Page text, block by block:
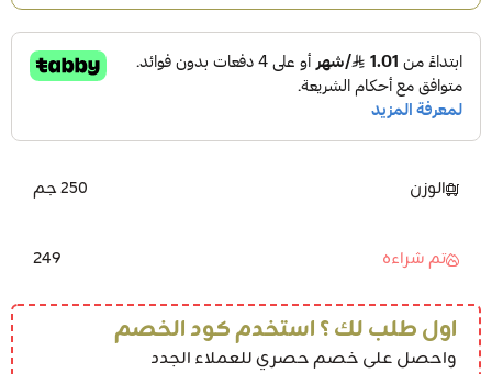
الوزن 250 جم
تم شراءه 249
اول طلب لك ؟ استخدم كود الخصم
واحصل على خصم حصري للعملاء الجدد